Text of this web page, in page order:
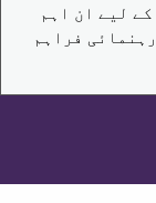
لیے ان اہم
فراہم